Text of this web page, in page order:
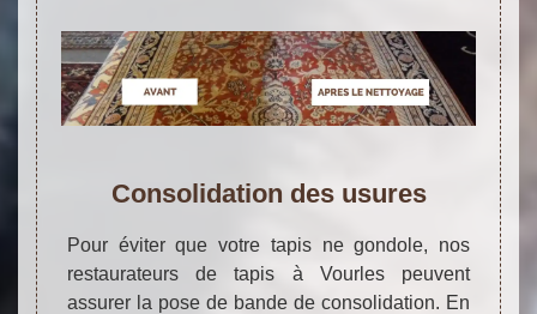
Consolidation des usures
Pour éviter que votre tapis ne gondole, nos
restaurateurs de tapis à Vourles peuvent
assurer la pose de bande de consolidation. En